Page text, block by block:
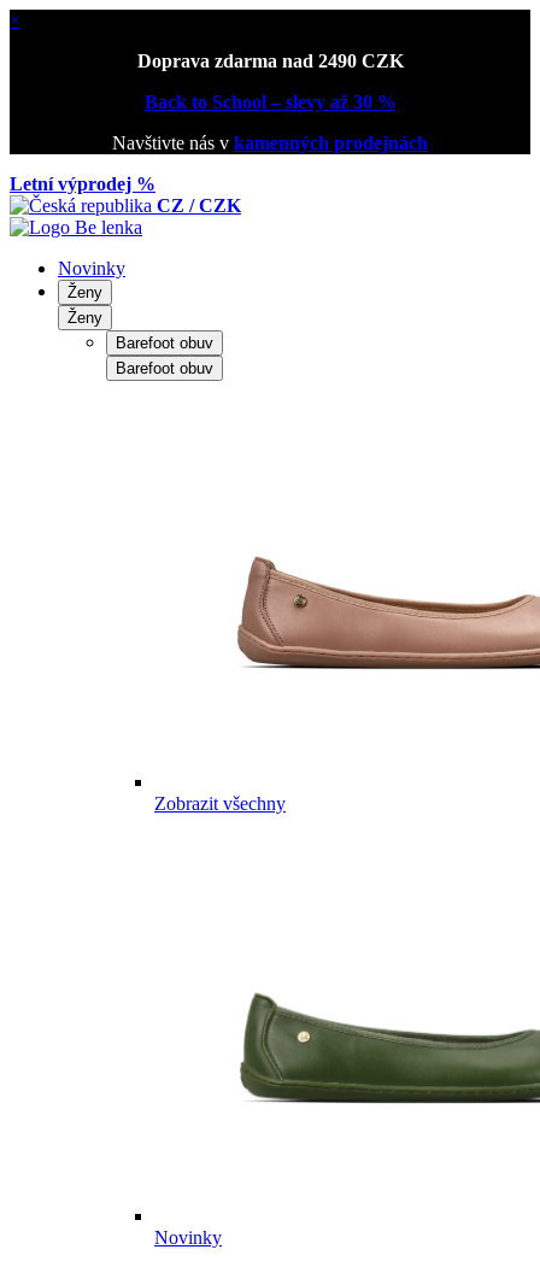
×
Doprava zdarma nad 2490 CZK
Back to School – slevy až 30 %
Navštivte nás v kamenných prodejnách
Letní výprodej %
CZ / CZK
Novinky
Ženy
Ženy
Barefoot obuv
Barefoot obuv
Zobrazit všechny
Novinky